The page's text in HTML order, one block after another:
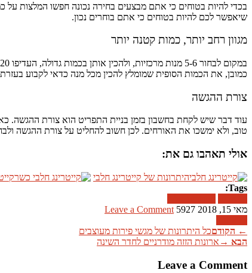
בכדי להיות בטוחים כי אתם מבצעים בחירה נכונה חפשו המלצות
שיאפשר לכם להיות בטוחים כי אתם בוחרים נכון.
מגוון רחב יותר, כמות קטנה יותר
כמובן, את הכמות הסופית שמומלץ להכין מכל מנה כדאי לקבוע
צורת ההגשה
עוד דבר שיש לקחת בחשבון בזמן בניית התפריט הוא צורת ההגשה.
טוב, ולא ימשכו את האורחים. לכן חשוב להחליט על צורת ההגשה
אולי תאהבו גם את:
היתרונות של קייטרינג חלבי
Tags:
מאי 15, 2018
Leave a Comment 5927
← הקודםכל היתרונות של מגשי פירות מעוצבים
הבא → ארונות הזזה מודרניים לחדר השינה
Leave a Comment